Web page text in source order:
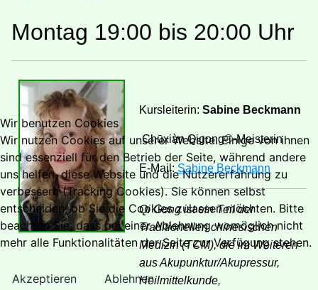
Montag 19:00 bis 20:00 Uhr
Kursleiterin: Sabine Beckmann
Chūxiàn Qigong®-Meisterin
E-Mail: Sabine Beckmann
Qi Gong ist ein Teil der
Traditionellen chinesischen
Medizin (TCM), die im Weiteren
aus Akupunktur/Akupressur,
Heilmittelkunde,
Wir benutzen Cookies
Wir nutzen Cookies auf unserer Website. Einige von ihnen
sind essenziell für den Betrieb der Seite, während andere
uns helfen, diese Website und die Nutzererfahrung zu
verbessern (Tracking Cookies). Sie können selbst
entscheiden, ob Sie die Cookies zulassen möchten. Bitte
beachten Sie, dass bei einer Ablehnung womöglich nicht
mehr alle Funktionalitäten der Seite zur Verfügung stehen.
Akzeptieren Ablehnen